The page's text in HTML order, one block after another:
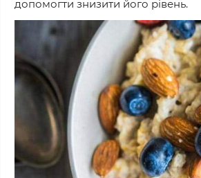
допомогти знизити його рівень.